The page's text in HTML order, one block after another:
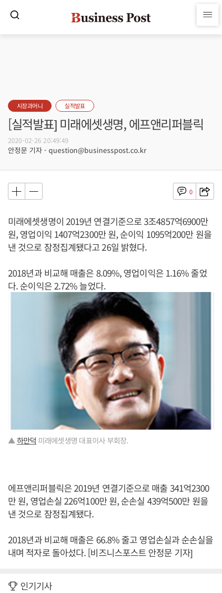
시장과머니 실적발표
[실적발표] 미래에셋생명, 에프앤리퍼블릭
2020-02-26 20:49:49
안정문 기자 - question@businesspost.co.kr
0
미래에셋생명이 2019년 연결기준으로 3조4857억6900만
원, 영업이익 1407억2300만 원, 순이익 1095억200만 원을
낸 것으로 잠정집계됐다고 26일 밝혔다.
2018년과 비교해 매출은 8.09%, 영업이익은 1.16% 줄었
다. 순이익은 2.72% 늘었다.
▲하만덕 미래에셋생명 대표이사 부회장.
에프앤리퍼블릭은 2019년 연결기준으로 매출 341억2300
만 원, 영업손실 226억100만 원, 순손실 439억500만 원을
낸 것으로 잠정집계됐다.
2018년과 비교해 매출은 66.8% 줄고 영업손실과 순손실을
내며 적자로 돌아섰다. [비즈니스포스트 안정문 기자]
인기기사